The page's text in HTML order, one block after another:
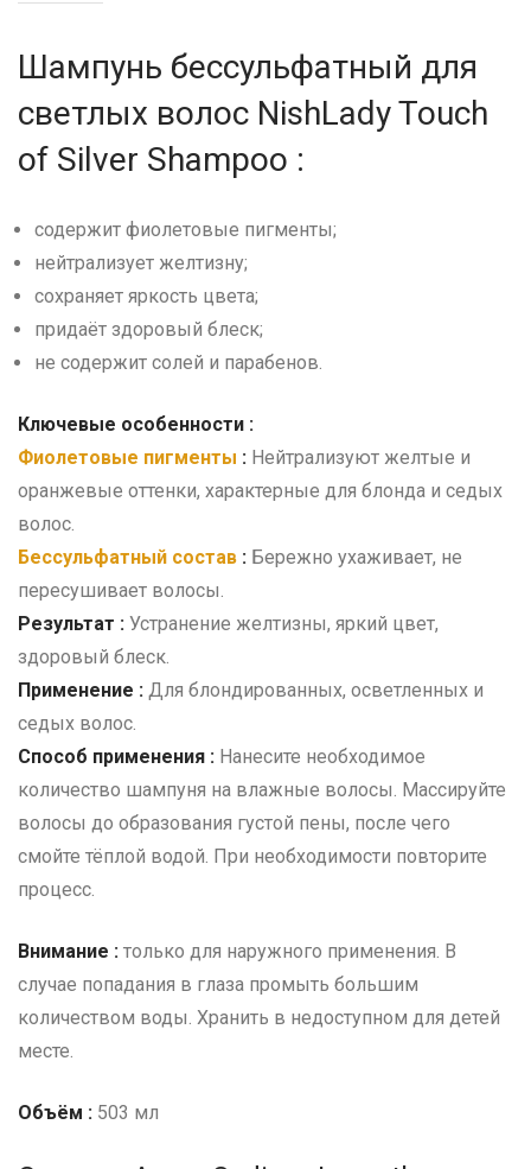
Шампунь бессульфатный для
светлых волос NishLady Touch
of Silver Shampoo :
содержит фиолетовые пигменты;
нейтрализует желтизну;
сохраняет яркость цвета;
придаёт здоровый блеск;
не содержит солей и парабенов.
Ключевые особенности :
Фиолетовые пигменты : Нейтрализуют желтые и
оранжевые оттенки, характерные для блонда и седых
волос.
Бессульфатный состав : Бережно ухаживает, не
пересушивает волосы.
Результат : Устранение желтизны, яркий цвет,
здоровый блеск.
Применение : Для блондированных, осветленных и
седых волос.
Способ применения : Нанесите необходимое
количество шампуня на влажные волосы. Массируйте
волосы до образования густой пены, после чего
смойте тёплой водой. При необходимости повторите
процесс.
Внимание : только для наружного применения. В
случае попадания в глаза промыть большим
количеством воды. Хранить в недоступном для детей
месте.
Объём : 503 мл